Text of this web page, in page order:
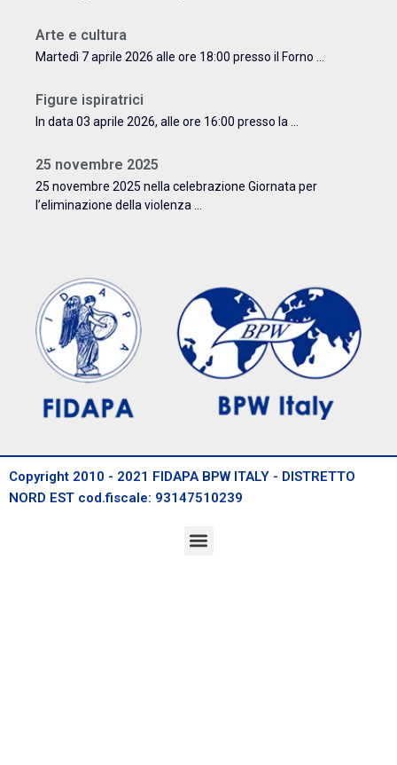
Arte e cultura
Martedì 7 aprile 2026 alle ore 18:00 presso il Forno ...
Figure ispiratrici
In data 03 aprile 2026, alle ore 16:00 presso la ...
25 novembre 2025
25 novembre 2025 nella celebrazione Giornata per
l’eliminazione della violenza ...
Copyright 2010 - 2021 FIDAPA BPW ITALY - DISTRETTO
NORD EST cod.fiscale: 93147510239